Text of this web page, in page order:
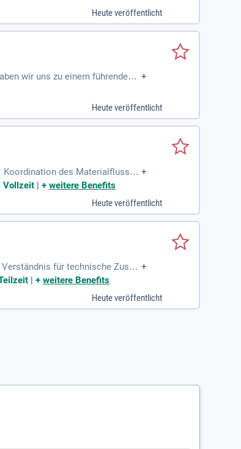
Heute veröffentlicht
wir uns zu einem führenden
+
Heute veröffentlicht
des Materialflusses +
Vollzeit |+weitere Benefits
Heute veröffentlicht
für technische Zusa
+
|+weitere Benefits
Heute veröffentlicht